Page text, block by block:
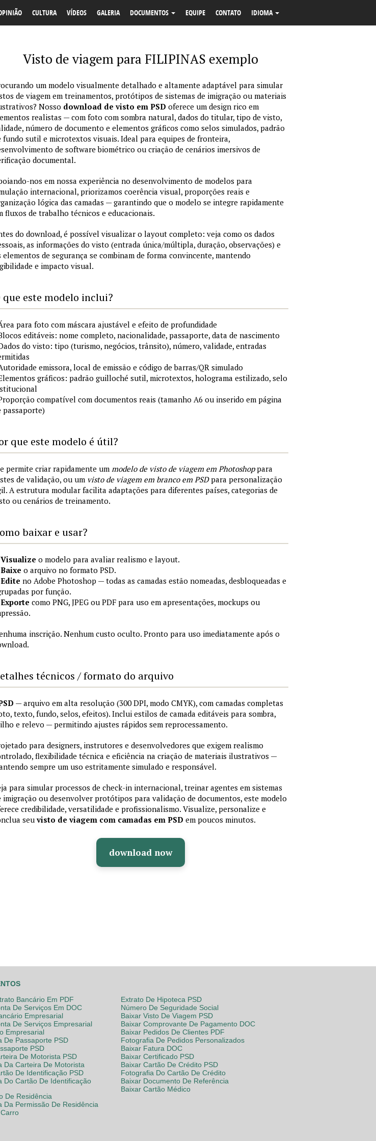
CULTURA VÍDEOS GALERIA DOCUMENTOS EQUIPE CONTATO IDIOMA
Visto de viagem para FILIPINAS exemplo
um modelo visualmente detalhado e altamente adaptável para simular
de viagem em treinamentos, protótipos de sistemas de imigração ou materiais
Nosso download de visto em PSD oferece um design rico em
realistas — com foto com sombra natural, dados do titular, tipo de visto,
número de documento e elementos gráficos como selos simulados, padrão
fundo sutil e microtextos visuais. Ideal para equipes de fronteira,
de software biométrico ou criação de cenários imersivos de
documental.
nos em nossa experiência no desenvolvimento de modelos para
internacional, priorizamos coerência visual, proporções reais e
lógica das camadas — garantindo que o modelo se integre rapidamente
fluxos de trabalho técnicos e educacionais.
do download, é possível visualizar o layout completo: veja como os dados
as informações do visto (entrada única/múltipla, duração, observações) e
elementos de segurança se combinam de forma convincente, mantendo
e impacto visual.
que este modelo inclui?
para foto com máscara ajustável e efeito de profundidade
editáveis: nome completo, nacionalidade, passaporte, data de nascimento
do visto: tipo (turismo, negócios, trânsito), número, validade, entradas
emissora, local de emissão e código de barras/QR simulado
gráficos: padrão guilloché sutil, microtextos, holograma estilizado, selo
compatível com documentos reais (tamanho A6 ou inserido em página
passaporte)
que este modelo é útil?
permite criar rapidamente um modelo de visto de viagem em Photoshoppara
de validação, ou um visto de viagem em branco em PSDpara personalização
A estrutura modular facilita adaptações para diferentes países, categorias de
ou cenários de treinamento.
baixar e usar?
Visualize o modelo para avaliar realismo e layout.
Baixe o arquivo no formato PSD.
Edite no Adobe Photoshop — todas as camadas estão nomeadas, desbloqueadas e
por função.
Exporte como PNG, JPEG ou PDF para uso em apresentações, mockups ou
inscrição. Nenhum custo oculto. Pronto para uso imediatamente após o
técnicos / formato do arquivo
— arquivo em alta resolução (300 DPI, modo CMYK), com camadas completas
texto, fundo, selos, efeitos). Inclui estilos de camada editáveis para sombra,
e relevo — permitindo ajustes rápidos sem reprocessamento.
para designers, instrutores e desenvolvedores que exigem realismo
flexibilidade técnica e eficiência na criação de materiais ilustrativos —
sempre um uso estritamente simulado e responsável.
para simular processos de check-in internacional, treinar agentes em sistemas
imigração ou desenvolver protótipos para validação de documentos, este modelo
credibilidade, versatilidade e profissionalismo. Visualize, personalize e
seuvisto de viagem com camadas em PSD em poucos minutos.
download now
Bancário Em PDF
De Serviços Em DOC
Empresarial
De Serviços Empresarial
Empresarial
De Passaporte PSD
PSD
De Motorista PSD
Da Carteira De Motorista
De Identificação PSD
Do Cartão De Identificação
De Residência
Da Permissão De Residência
Extrato De Hipoteca PSD
Número De Seguridade Social
Baixar Visto De Viagem PSD
Baixar Comprovante De Pagamento DOC
Baixar Pedidos De Clientes PDF
Fotografia De Pedidos Personalizados
Baixar Fatura DOC
Baixar Certificado PSD
Baixar Cartão De Crédito PSD
Fotografia Do Cartão De Crédito
Baixar Documento De Referência
Baixar Cartão Médico